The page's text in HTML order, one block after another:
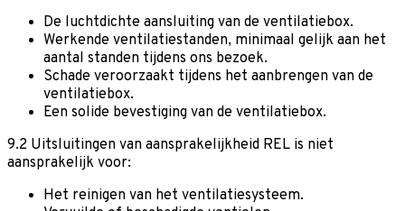
De luchtdichte aansluiting van de ventilatiebox.
Werkende ventilatiestanden, minimaal gelijk aan het
aantal standen tijdens ons bezoek.
Schade veroorzaakt tijdens het aanbrengen van de
ventilatiebox.
Een solide bevestiging van de ventilatiebox.
9.2 Uitsluitingen van aansprakelijkheid REL is niet
aansprakelijk voor:
Het reinigen van het ventilatiesysteem.